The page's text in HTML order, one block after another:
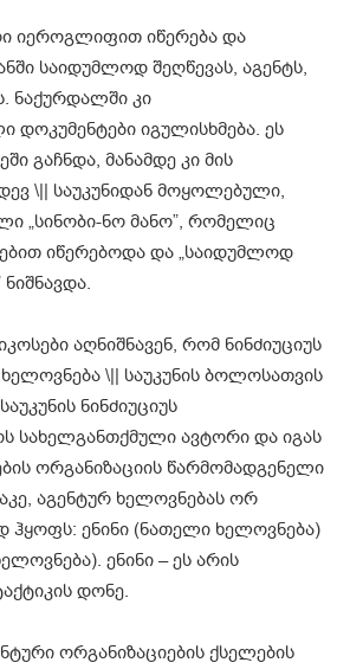
იეროგლიფით იწერება და
საიდუმლოდ შეღწევას, აგენტს,
ნაქურდალში კი
დოკუმენტები იგულისხმება. ეს
გაჩნდა, მანამდე კი მის
\|| საუკუნიდან მოყოლებული,
„სინობი-ნო მანო”, რომელიც
იწერებოდა და „საიდუმლოდ
აღნიშნავენ, რომ ნინძიუციუს
\|| საუკუნის ბოლოსათვის
ნინძიუციუს
სახელგანთქმული ავტორი და იგას
ორგანიზაციის წარმომადგენელი
აგენტურ ხელოვნებას ორ
ჰყოფს: ენინი (ნათელი ხელოვნება)
ენინი – ეს არის
დონე.
ორგანიზაციების ქსელების